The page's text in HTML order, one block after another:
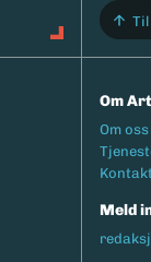
Om
Om oss
Meld